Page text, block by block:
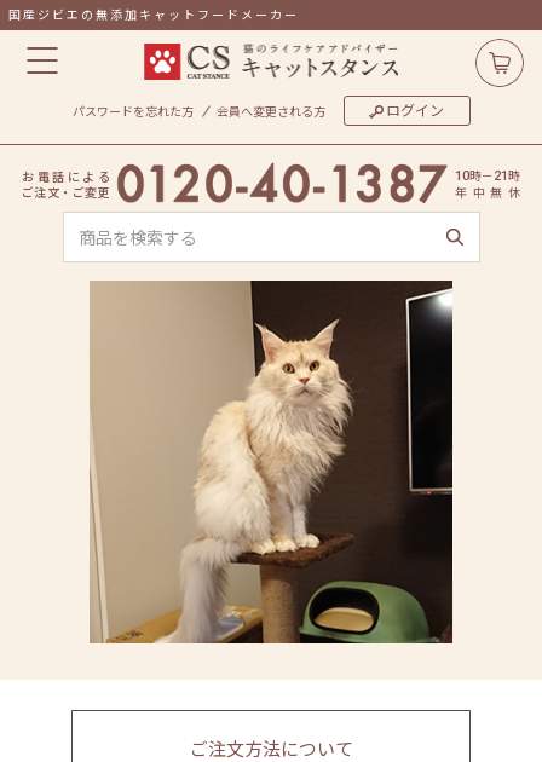
国産ジビエの無添加キャットフードメーカー
パスワードを忘れた方 会員へ変更される方 ログイン
お 電話 に よ る
ご注文 ・ ご変更
10時－21 時
年 中 無 休
ご注文方法について